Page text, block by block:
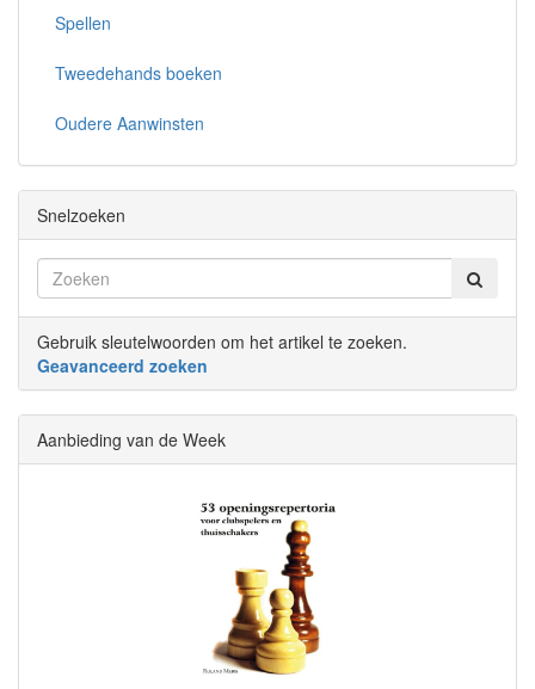
Spellen
Tweedehands boeken
Oudere Aanwinsten
Snelzoeken
Gebruik sleutelwoorden om het artikel te zoeken.
Geavanceerd zoeken
Aanbieding van de Week